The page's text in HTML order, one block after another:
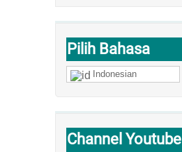
Pilih Bahasa
Indonesian
Channel Youtube